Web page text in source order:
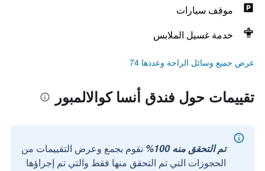
موقف سيارات
خدمة غسيل الملابس
عرض جميع وسائل الراحة وعددها 74
تقييمات حول فندق أنسا كوالالمبور
تم التحقق منه 100%
نقوم بجمع وعرض التقييمات من
الحجوزات التي تم التحقق منها فقط والتي تم إجراؤها